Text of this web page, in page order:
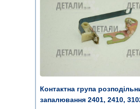
Контактна група
запалювання 2401, 2410,